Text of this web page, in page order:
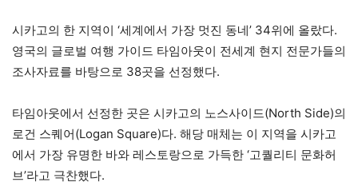
시카고의 한 지역이 ‘세계에서 가장 멋진 동네’ 34위에 올랐다.
영국의 글로벌 여행 가이드 타임아웃이 전세계 현지 전문가들의
조사자료를 바탕으로 38곳을 선정했다.
타임아웃에서 선정한 곳은 시카고의 노스사이드(North Side)의
로건 스퀘어(Logan Square)다. 해당 매체는 이 지역을 시카고
에서 가장 유명한 바와 레스토랑으로 가득한 ‘고퀄리티 문화허
브’라고 극찬했다.